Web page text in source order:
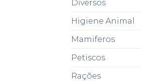
Diversos
Higiene Animal
Mamiferos
Petiscos
Rações